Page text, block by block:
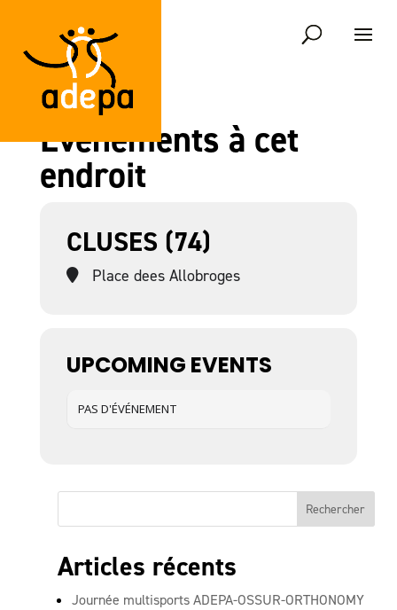
Événements à cet
endroit
CLUSES (74)
Place dees Allobroges
UPCOMING EVENTS
PAS D'ÉVÉNEMENT
Articles récents
Journée multisports ADEPA-OSSUR-ORTHONOMY